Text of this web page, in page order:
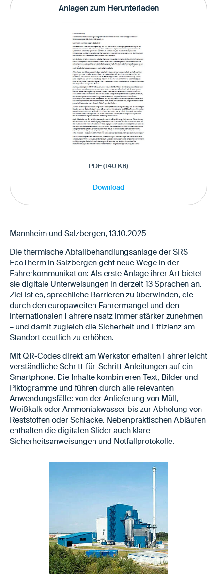
Anlagen zum Herunterladen
PDF (140 KB)
Download
Mannheim und Salzbergen, 13.10.2025
Die thermische Abfallbehandlungsanlage der SRS
EcoTherm in Salzbergen geht neue Wege in der
Fahrerkommunikation: Als erste Anlage ihrer Art bietet
sie digitale Unterweisungen in derzeit 13 Sprachen an.
Ziel ist es, sprachliche Barrieren zu überwinden, die
durch den europaweiten Fahrermangel und den
internationalen Fahrereinsatz immer stärker zunehmen
– und damit zugleich die Sicherheit und Effizienz am
Standort deutlich zu erhöhen.
Mit QR-Codes direkt am Werkstor erhalten Fahrer leicht
verständliche Schritt-für-Schritt-Anleitungen auf ein
Smartphone. Die Inhalte kombinieren Text, Bilder und
Piktogramme und führen durch alle relevanten
Anwendungsfälle: von der Anlieferung von Müll,
Weißkalk oder Ammoniakwasser bis zur Abholung von
Reststoffen oder Schlacke. Nebenpraktischen Abläufen
enthalten die digitalen Slider auch klare
Sicherheitsanweisungen und Notfallprotokolle.